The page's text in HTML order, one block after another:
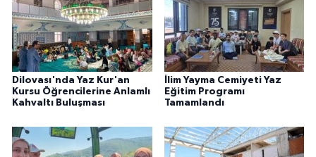
Dilovası'nda Yaz Kur'an
Kursu Öğrencilerine Anlamlı
Kahvaltı Buluşması
İlim Yayma Cemiyeti Yaz
Eğitim Programı
Tamamlandı